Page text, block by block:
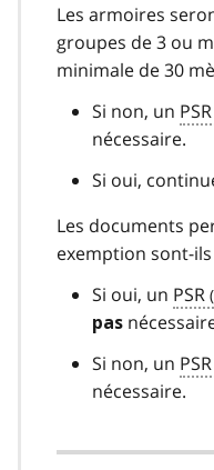
Les armoires
groupes de 3 ou
minimale de 30
Si non, un PSR
nécessaire.
Si oui,
Les documents
exemption sont-
Si oui, un PSR
pas
Si non, un PSR
nécessaire.